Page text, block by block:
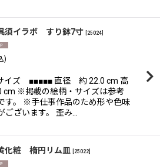
須イラボ すり鉢7寸 25024
)
ズ ■■■■■ 直径 約 22.0 cm 高
※掲載の絵柄・サイズは参考
す。 ※手仕事作品のため形や色味
ございます。 歪み…
化粧 楕円リム皿 25022